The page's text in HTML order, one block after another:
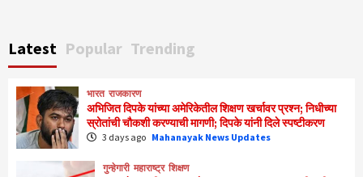
Latest Popular Trending
भारत राजकारण
अभिजित दिपके यांच्या अमेरिकेतील शिक्षण खर्चावर प्रश्न; निधीच्या
स्रोतांची चौकशी करण्याची मागणी; दिपके यांनी दिले स्पष्टीकरण
3 days ago Mahanayak News Updates
गुन्हेगारी महाराष्ट्र शिक्षण